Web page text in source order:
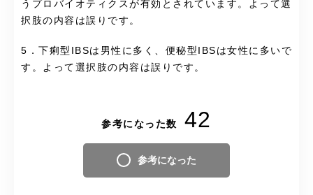
うプロバイオティクスが有効とされています。よって選
択肢の内容は誤りです。
5．下痢型IBSは男性に多く、便秘型IBSは女性に多いで
す。よって選択肢の内容は誤りです。
参考になった数 42
参考になった